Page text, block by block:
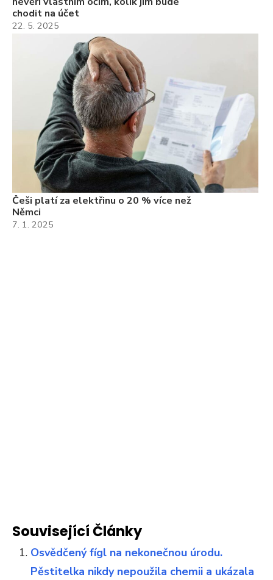
chodit na účet
22. 5. 2025
Češi platí za elektřinu o 20 % více než
Němci
7. 1. 2025
Související Články
Osvědčený fígl na nekonečnou úrodu.
Pěstitelka nikdy nepoužila chemii a ukázala